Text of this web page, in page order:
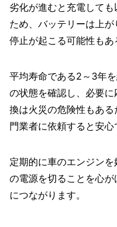
劣化が進むと充電して
ため、バッテリーは上
停止が起こる可能性もあ
平均寿命である2～3年
の状態を確認し、必要
換は火災の危険性もあ
門業者に依頼すると安心
定期的に車のエンジン
の電源を切ることを心
につながります。